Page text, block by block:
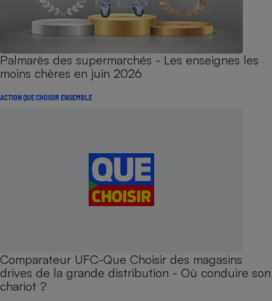
Palmarès des supermarchés - Les enseignes les
moins chères en juin 2026
ACTION QUE CHOISIR ENSEMBLE
Comparateur UFC-Que Choisir des magasins
drives de la grande distribution - Où conduire son
chariot ?